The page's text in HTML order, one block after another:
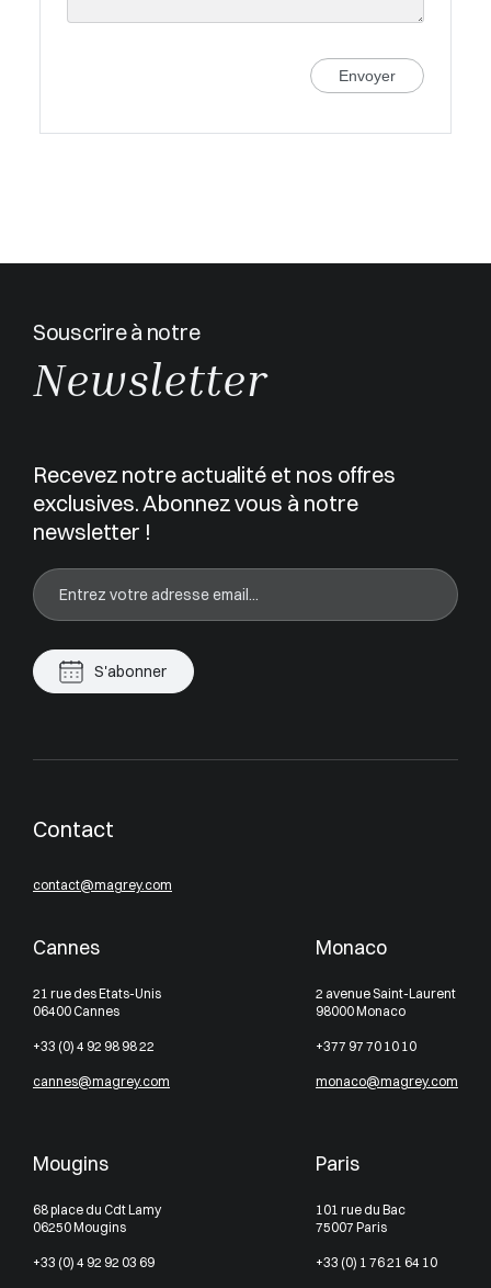
Envoyer
Souscrire à notre
Newsletter
Recevez notre actualité et nos offres
exclusives. Abonnez vous à notre
newsletter !
S'abonner
Contact
contact@magrey.com
Cannes
21 rue des Etats-Unis
06400 Cannes
+33 (0) 4 92 98 98 22
cannes@magrey.com
Monaco
2 avenue Saint-Laurent
98000 Monaco
+377 97 70 10 10
monaco@magrey.com
Mougins
68 place du Cdt Lamy
06250 Mougins
+33 (0) 4 92 92 03 69
Paris
101 rue du Bac
75007 Paris
+33 (0) 1 76 21 64 10